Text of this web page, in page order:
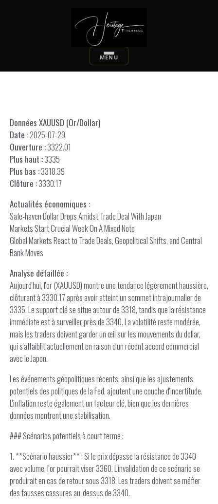
Données XAUUSD (Or/Dollar)
Date :2025-07-29
Ouverture :3322.01
Plus haut :3335
Plus bas :3318.39
Clôture :3330.17
Actualités économiques :
Safe-haven Dollar Drops Amidst Trade Deal With Japan
Markets Start Crucial Week On A Mixed Note
Global Markets React to Trade Deals, Geopolitical Shifts, and Central
Bank Moves
Analyse détaillée :
Aujourd'hui, l'or (XAUUSD) montre une tendance légèrement haussière,
clôturant à 3330.17 après avoir atteint un sommet intrajournalier de
3335. Le support clé se situe autour de 3318, tandis que la résistance
immédiate est à surveiller près de 3340. La volatilité reste modérée,
mais les traders doivent garder un œil sur les mouvements du dollar,
qui s'affaiblit actuellement en raison d'un récent accord commercial
avec le Japon.
Les événements géopolitiques récents, ainsi que les ajustements
potentiels des politiques de la Fed, ajoutent une couche d'incertitude.
L'inflation reste également un facteur clé, bien que les dernières
données montrent une stabilisation.
### Scénarios potentiels à court terme :
1. **Scénario haussier** : Si le prix dépasse la résistance de 3340
avec volume, l'or pourrait viser 3360. L'invalidation de ce scénario se
produirait en cas de retour sous 3318. Les traders doivent se méfier
des fausses cassures au-dessus de 3340.